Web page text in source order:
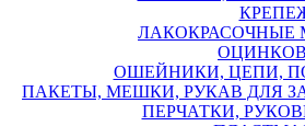
КРЕПЕЖ
ЛАКОКРАСОЧНЫЕ
ОШЕЙНИКИ, ЦЕПИ,
ПАКЕТЫ, МЕШКИ, РУКАВ ДЛЯ
ПЕРЧАТКИ,